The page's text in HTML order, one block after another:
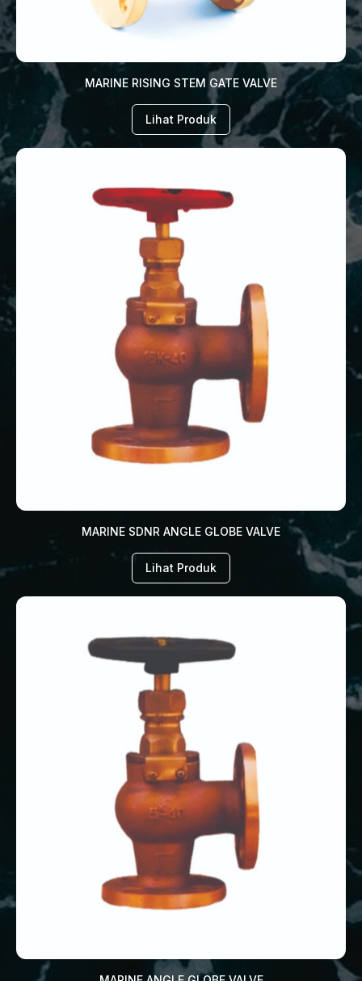
MARINE RISING STEM GATE VALVE
Lihat Produk
MARINE SDNR ANGLE GLOBE VALVE
Lihat Produk